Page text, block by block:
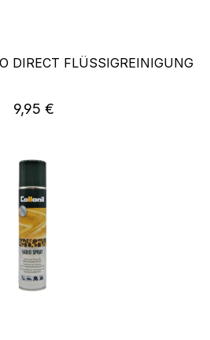
DIRECT FLÜSSIGREINIGUNG
Regulärer Preis:
9,95 €